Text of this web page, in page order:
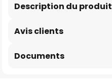
Description du produit
Avis clients
Documents